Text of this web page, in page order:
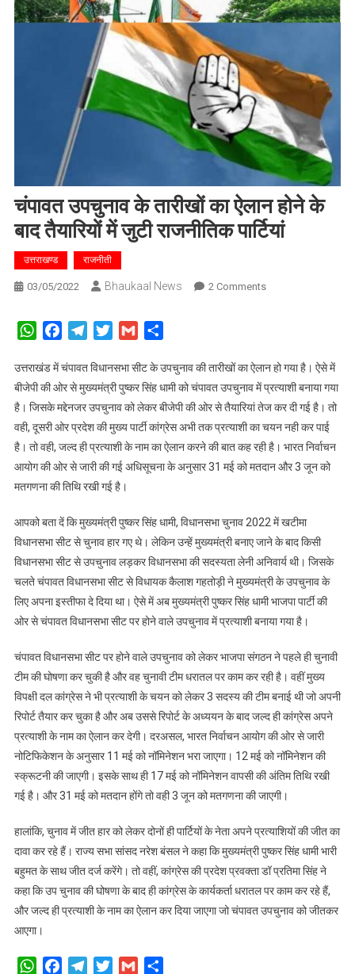
चंपावत उपचुनाव के तारीखों का ऐलान होने के
बाद तैयारियों में जुटी राजनीतिक पार्टियां
उत्तराखण्ड राजनीती
03/05/2022 Bhaukaal News 2 CommentsOn
का
ऐलान
होने
के
बाद
तैयारियों
राजनीतिक
पार्टियां
WhatsAppFacebookTelegramTwitterGmail
उत्तराखंड में चंपावत विधानसभा सीट के उपचुनाव की तारीखों का ऐलान हो गया है। ऐसे में
बीजेपी की ओर से मुख्यमंत्री पुष्कर सिंह धामी को चंपावत उपचुनाव में प्रत्याशी बनाया गया
है। जिसके मद्देनजर उपचुनाव को लेकर बीजेपी की ओर से तैयारियां तेज कर दी गई है। तो
वही, दूसरी ओर प्रदेश की मुख्य पार्टी कांग्रेस अभी तक प्रत्याशी का चयन नही कर पाई
है। तो वही, जल्द ही प्रत्याशी के नाम का ऐलान करने की बात कह रही है। भारत निर्वाचन
आयोग की ओर से जारी की गई अधिसूचना के अनुसार 31 मई को मतदान और 3 जून को
मतगणना की तिथि रखी गई है।
आपको बता दें कि मुख्यमंत्री पुष्कर सिंह धामी, विधानसभा चुनाव 2022 में खटीमा
विधानसभा सीट से चुनाव हार गए थे। लेकिन उन्हें मुख्यमंत्री बनाए जाने के बाद किसी
विधानसभा सीट से उपचुनाव लड़कर विधानसभा की सदस्यता लेनी अनिवार्य थी। जिसके
चलते चंपावत विधानसभा सीट से विधायक कैलाश गहतोड़ी ने मुख्यमंत्री के उपचुनाव के
लिए अपना इस्तीफा दे दिया था। ऐसे में अब मुख्यमंत्री पुष्कर सिंह धामी भाजपा पार्टी की
ओर से चंपावत विधानसभा सीट पर होने वाले उपचुनाव में प्रत्याशी बनाया गया है।
चंपावत विधानसभा सीट पर होने वाले उपचुनाव को लेकर भाजपा संगठन ने पहले ही चुनावी
टीम की घोषणा कर चुकी है और वह चुनावी टीम धरातल पर काम कर रही है। वहीं मुख्य
विपक्षी दल कांग्रेस ने भी प्रत्याशी के चयन को लेकर 3 सदस्य की टीम बनाई थी जो अपनी
रिपोर्ट तैयार कर चुका है और अब उससे रिपोर्ट के अध्ययन के बाद जल्द ही कांग्रेस अपने
प्रत्याशी के नाम का ऐलान कर देगी। दरअसल, भारत निर्वाचन आयोग की ओर से जारी
नोटिफिकेशन के अनुसार 11 मई को नॉमिनेशन भरा जाएगा। 12 मई को नॉमिनेशन की
स्क्रूटनी की जाएगी। इसके साथ ही 17 मई को नॉमिनेशन वापसी की अंतिम तिथि रखी
गई है। और 31 मई को मतदान होंगे तो वही 3 जून को मतगणना की जाएगी।
हालांकि, चुनाव में जीत हार को लेकर दोनों ही पार्टियों के नेता अपने प्रत्याशियों की जीत का
दावा कर रहे हैं। राज्य सभा सांसद नरेश बंसल ने कहा कि मुख्यमंत्री पुष्कर सिंह धामी भारी
बहुमत के साथ जीत दर्ज करेंगे। तो वहीं, कांग्रेस की प्रदेश प्रवक्ता डॉ प्रतिमा सिंह ने
कहा कि उप चुनाव की घोषणा के बाद ही कांग्रेस के कार्यकर्ता धरातल पर काम कर रहे हैं,
और जल्द ही प्रत्याशी के नाम का ऐलान कर दिया जाएगा जो चंपावत उपचुनाव को जीतकर
आएगा।
WhatsAppFacebookTelegramTwitterGmail